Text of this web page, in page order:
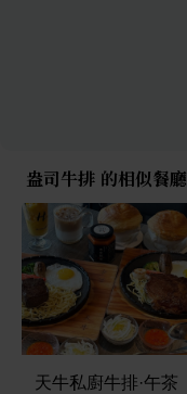
盎司牛排 的相似餐廳
天牛私廚牛排·午茶